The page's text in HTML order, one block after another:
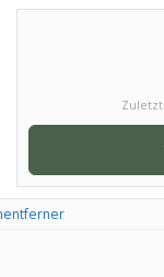
Zuletzt